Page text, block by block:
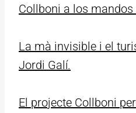
Collboni a los mandos
La mà invisible i el
Jordi Galí.
El projecte Collboni